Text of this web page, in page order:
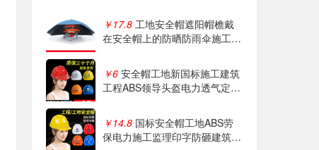
￥17.8 工地安全帽遮阳帽檐戴
在安全帽上的防晒防雨伞施工防
￥6 安全帽工地新国标施工建筑
工程ABS领导头盔电力透气定制
￥14.8 国标安全帽工地ABS劳
保电力施工监理印字防砸建筑工